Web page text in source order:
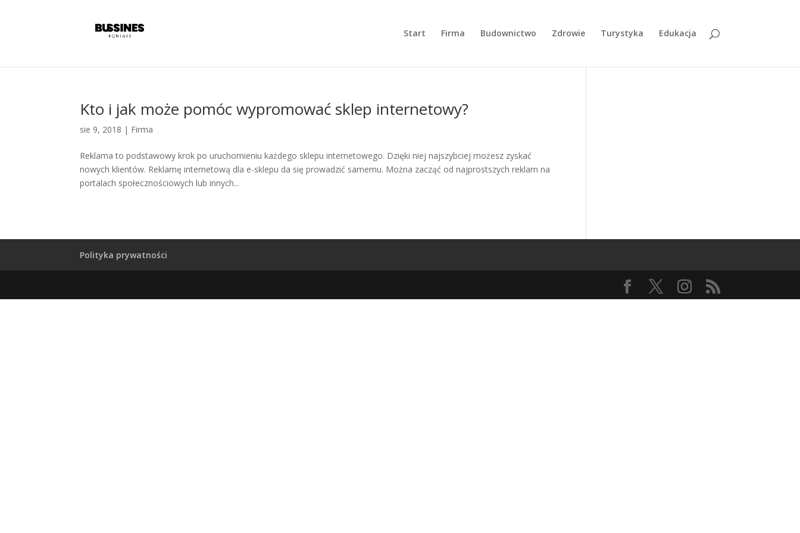
Start Firma Budownictwo Zdrowie Turystyka Edukacja
Kto i jak może pomóc wypromować sklep internetowy?
sie 9, 2018 | Firma
Reklama to podstawowy krok po uruchomieniu każdego sklepu internetowego. Dzięki niej najszybciej możesz zyskać
nowych klientów. Reklamę internetową dla e-sklepu da się prowadzić samemu. Można zacząć od najprostszych reklam na
portalach społecznościowych lub innych...
Polityka prywatności